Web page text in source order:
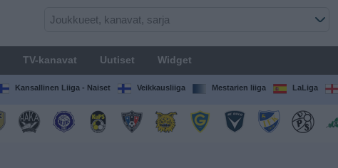
TV-kanavat Uutiset Widget
Kansallinen Liiga - Naiset Veikkausliiga Mestarien liiga LaLiga